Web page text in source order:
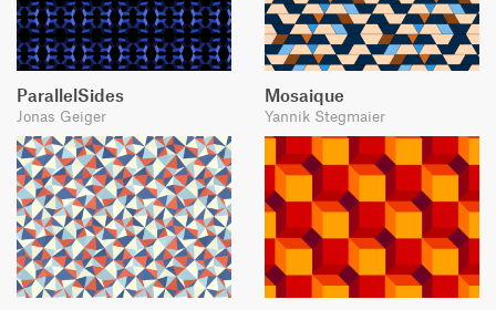
ParallelSides
Jonas Geiger
Mosaique
Yannik Stegmaier